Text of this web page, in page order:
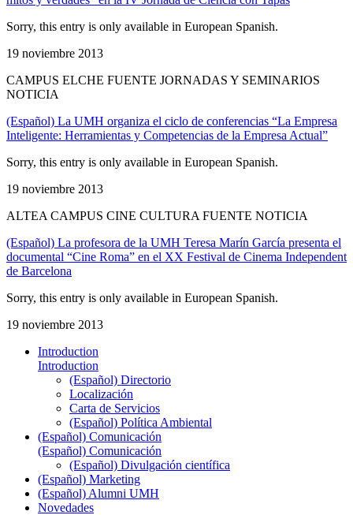
Sorry, this entry is only available in European Spanish.
19 noviembre 2013
CAMPUS ELCHE FUENTE JORNADAS Y SEMINARIOS
NOTICIA
(Español) La UMH organiza el ciclo de conferencias “La Empresa
Inteligente: Herramientas y Competencias de la Empresa Actual”
Sorry, this entry is only available in European Spanish.
19 noviembre 2013
ALTEA CAMPUS CINE CULTURA FUENTE NOTICIA
(Español) La profesora de la UMH Teresa Marín García presenta el
documental “Cine Roma” en el XX Festival de Cinema Independent
de Barcelona
Sorry, this entry is only available in European Spanish.
19 noviembre 2013
Introduction
Introduction
(Español) Directorio
Localización
Carta de Servicios
(Español) Política Ambiental
(Español) Comunicación
(Español) Comunicación
(Español) Divulgación científica
(Español) Marketing
(Español) Alumni UMH
Novedades